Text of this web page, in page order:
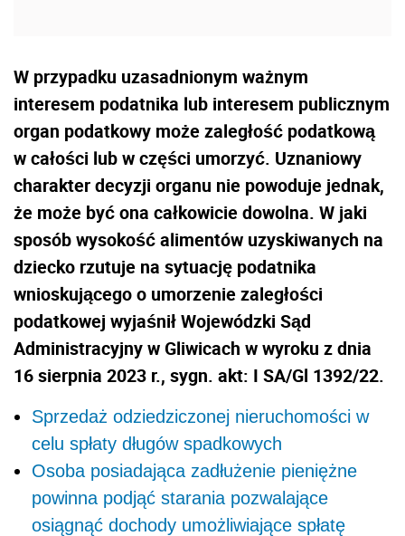
W przypadku uzasadnionym ważnym
interesem podatnika lub interesem publicznym
organ podatkowy może zaległość podatkową
w całości lub w części umorzyć. Uznaniowy
charakter decyzji organu nie powoduje jednak,
że może być ona całkowicie dowolna. W jaki
sposób wysokość alimentów uzyskiwanych na
dziecko rzutuje na sytuację podatnika
wnioskującego o umorzenie zaległości
podatkowej wyjaśnił Wojewódzki Sąd
Administracyjny w Gliwicach w wyroku z dnia
16 sierpnia 2023 r., sygn. akt: I SA/Gl 1392/22.
Sprzedaż odziedziczonej nieruchomości w
celu spłaty długów spadkowych
Osoba posiadająca zadłużenie pieniężne
powinna podjąć starania pozwalające
osiągnąć dochody umożliwiające spłatę